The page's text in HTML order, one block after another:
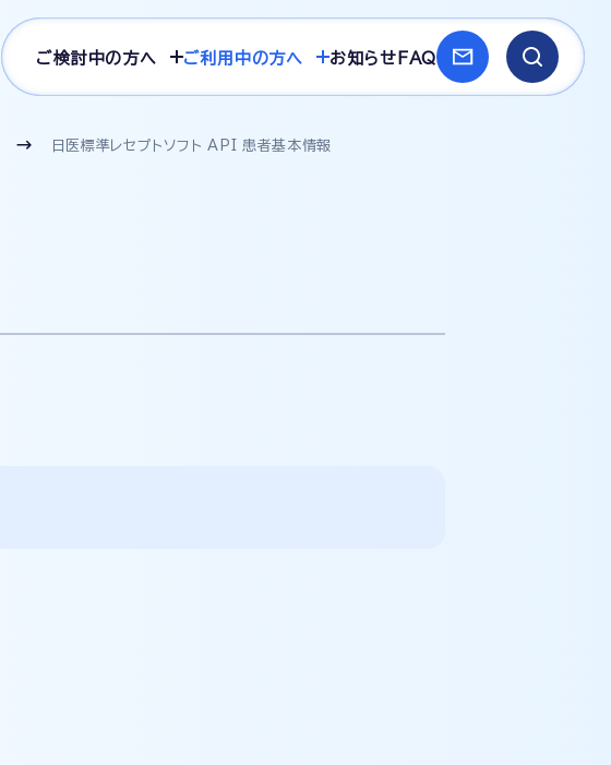
ご検討中の方へ ご利用中の方へ お知らせ FAQ
日医標準レセプトソフト API 患者基本情報